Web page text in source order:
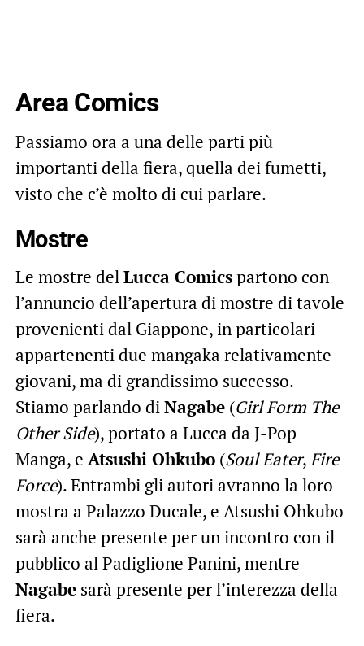
Area Comics
Passiamo ora a una delle parti più
importanti della fiera, quella dei fumetti,
visto che c’è molto di cui parlare.
Mostre
Le mostre delLucca Comicspartono con
l’annuncio dell’apertura di mostre di tavole
provenienti dal Giappone, in particolari
appartenenti due mangaka relativamente
giovani, ma di grandissimo successo.
Stiamo parlando diNagabe(Girl Form The
Other Side), portato a Lucca da J-Pop
Manga, e Atsushi Ohkubo(Soul Eater,Fire
Force). Entrambi gli autori avranno la loro
mostra a Palazzo Ducale, e Atsushi Ohkubo
sarà anche presente per un incontro con il
pubblico al Padiglione Panini, mentre
Nagabesarà presente per l’interezza della
fiera.